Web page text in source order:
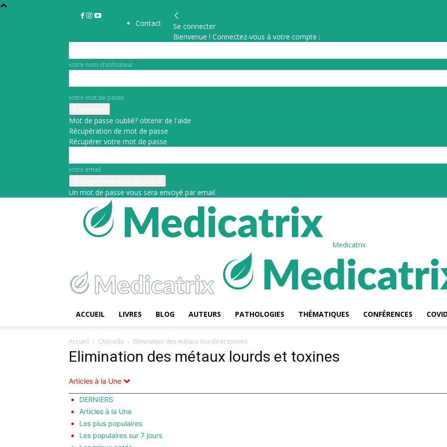
Contact
Se connecter
Bienvenue ! Connectez-vous à votre compte :
votre nom d'utilisateur
votre mot de passe
Mot de passe oublié? obtenir de l'aide
Récupération de mot de passe
Récupérer votre mot de passe
votre email
Un mot de passe vous sera envoyé par email.
Medicatrix
ACCUEIL LIVRES BLOG AUTEURS PATHOLOGIES THÉMATIQUES CONFÉRENCES
Accueil Chlorella Elimination des métaux lourds et toxines
Elimination des métaux lourds et toxines
Articles à la Une
DERNIERS
Articles à la Une
Les plus populaires
Les populaires sur 7 jours